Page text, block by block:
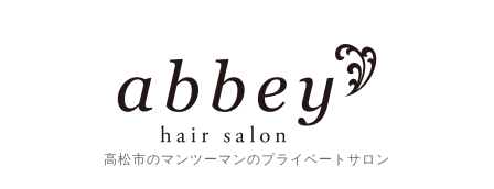
高松市のマンツーマンのプライベートサロン